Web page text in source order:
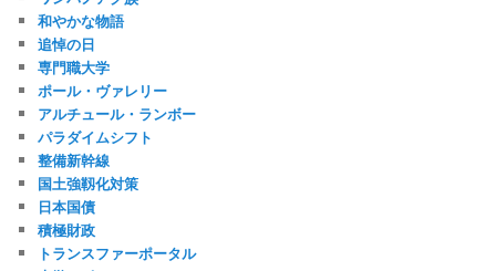
和やかな物語
追悼の日
専門職大学
ポール・ヴァレリー
アルチュール・ランボー
パラダイムシフト
整備新幹線
国土強靱化対策
日本国債
積極財政
トランスファーポータル